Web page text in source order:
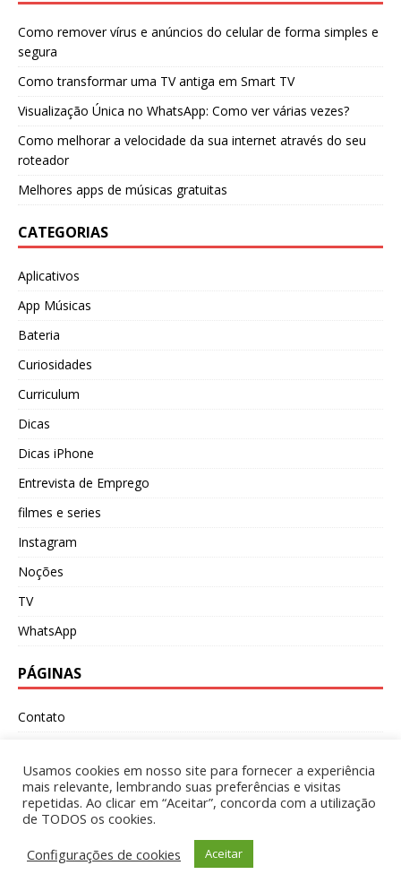
Como remover vírus e anúncios do celular de forma simples e
segura
Como transformar uma TV antiga em Smart TV
Visualização Única no WhatsApp: Como ver várias vezes?
Como melhorar a velocidade da sua internet através do seu
roteador
Melhores apps de músicas gratuitas
CATEGORIAS
Aplicativos
App Músicas
Bateria
Curiosidades
Curriculum
Dicas
Dicas iPhone
Entrevista de Emprego
filmes e series
Instagram
Noções
TV
WhatsApp
PÁGINAS
Contato
Sobre
Termos e Condições
Usamos cookies em nosso site para fornecer a experiência
mais relevante, lembrando suas preferências e visitas
repetidas. Ao clicar em “Aceitar”, concorda com a utilização
de TODOS os cookies.
Configurações de cookies
Aceitar